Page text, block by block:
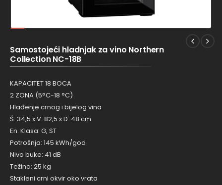
Samostojeći hladnjak za vino Northern
Collection NC-18B
KAPACITET 18 BOCA
2 ZONA (5°C-18 °C)
Hlađenje crnog i bijelog vina
Š: 34,5 x V: 82,5 x D: 48 cm
En. Klasa: G, ST
Potrošnja: 145 kWh/god
Nivo buke: 41 dB
Težina: 25 kg
Stakleni crni okvir oko vrata